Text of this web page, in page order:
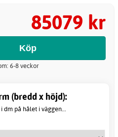
85079 kr
6-8 veckor
(bredd x höjd):
på hålet i väggen...